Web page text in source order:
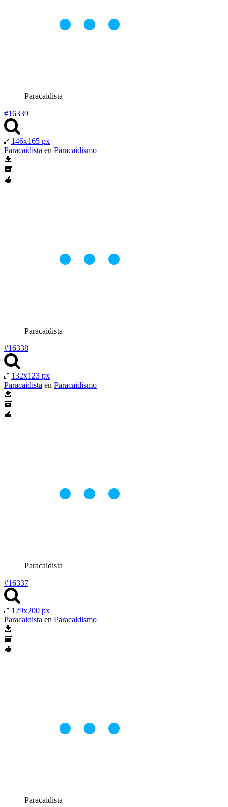
Paracaidista
#16339
146x165 px
Paracaidista en Paracaidismo
Paracaidista
#16338
132x123 px
Paracaidista en Paracaidismo
Paracaidista
#16337
129x200 px
Paracaidista en Paracaidismo
Paracaidista